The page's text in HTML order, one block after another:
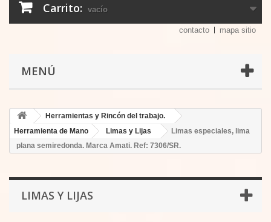
Carrito: vacío
contacto mapa sitio
MENÚ
Herramientas y Rincón del trabajo.
Herramienta de Mano
Limas y Lijas
Limas especiales, lima
plana semiredonda. Marca Amati. Ref: 7306/SR.
LIMAS Y LIJAS